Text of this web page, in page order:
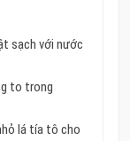
sạch với nước
to trong
lá tía tô cho